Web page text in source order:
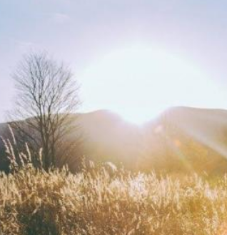
Salgótarjánban és kiterjedt
fogyasztási helyen szünetel az áramszolgáltatás egy
idején több helyen erdőtüzekkel és vízellátási